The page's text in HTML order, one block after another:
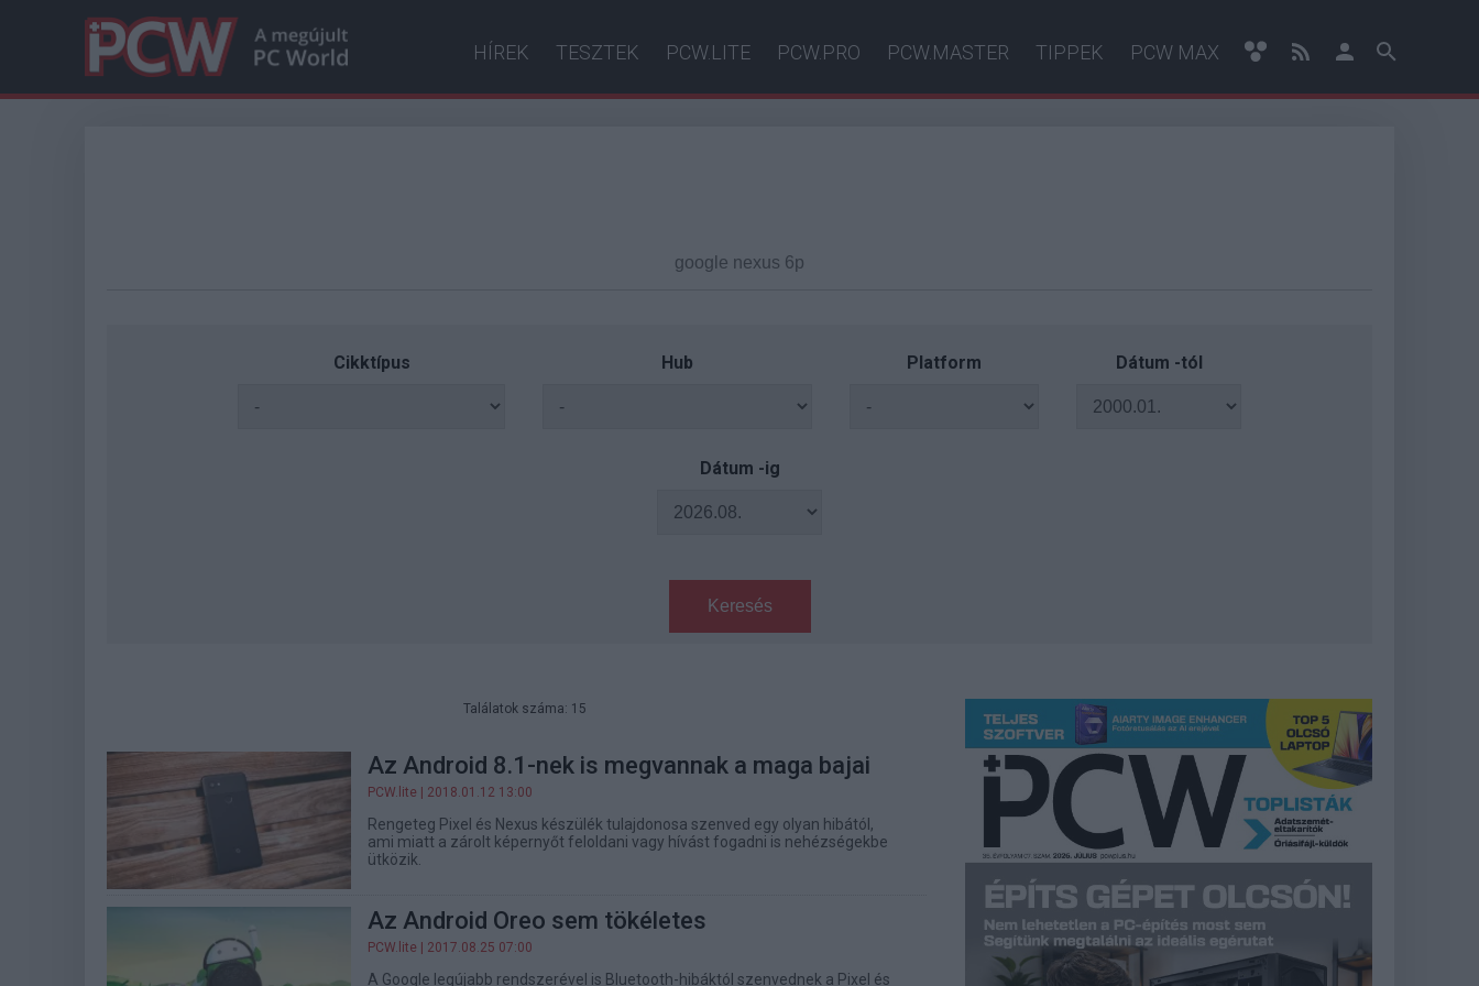
HÍREK TESZTEK PCW.LITE PCW.PRO PCW.MASTER TIPPEK PCW MAX
Cikktípus Hub Platform Dátum -tól
Dátum -ig
Keresés
Találatok száma: 15
Az Android 8.1-nek is megvannak a maga bajai
PCW.lite | 2018.01.12 13:00
Rengeteg Pixel és Nexus készülék tulajdonosa szenved egy olyan hibától,
ami miatt a zárolt képernyőt feloldani vagy hívást fogadni is nehézségekbe
ütközik.
Az Android Oreo sem tökéletes
PCW.lite | 2017.08.25 07:00
A Google legújabb rendszerével is Bluetooth-hibáktól szenvednek a Pixel és